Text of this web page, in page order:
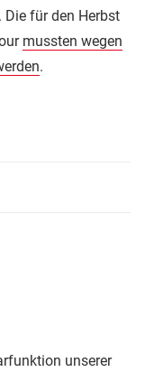
für den Herbst
mussten wegen
.
unserer